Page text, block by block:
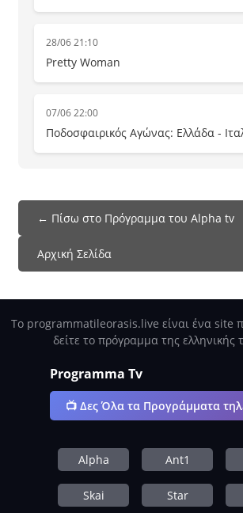
28/06 21:10
Pretty Woman
07/06 22:00
Ποδοσφαιρικός Αγώνας: Ελλάδα -
← Πίσω στο Πρόγραμμα του Alpha tv
Αρχική Σελίδα
Το programmatileorasis.live είναι ένα site
δείτε το πρόγραμμα της ελληνικής
Programma Tv
📺 Δες Όλα τα Προγράμματα
Alpha Ant1
Skai Star